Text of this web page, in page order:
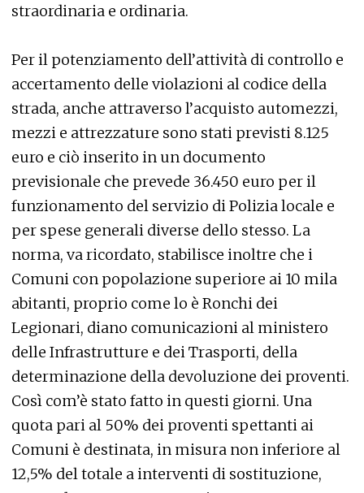
straordinaria e ordinaria.
Per il potenziamento dell’attività di controllo e
accertamento delle violazioni al codice della
strada, anche attraverso l’acquisto automezzi,
mezzi e attrezzature sono stati previsti 8.125
euro e ciò inserito in un documento
previsionale che prevede 36.450 euro per il
funzionamento del servizio di Polizia locale e
per spese generali diverse dello stesso. La
norma, va ricordato, stabilisce inoltre che i
Comuni con popolazione superiore ai 10 mila
abitanti, proprio come lo è Ronchi dei
Legionari, diano comunicazioni al ministero
delle Infrastrutture e dei Trasporti, della
determinazione della devoluzione dei proventi.
Così com’è stato fatto in questi giorni. Una
quota pari al 50% dei proventi spettanti ai
Comuni è destinata, in misura non inferiore al
12,5% del totale a interventi di sostituzione,